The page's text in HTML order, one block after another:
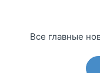
Все главные